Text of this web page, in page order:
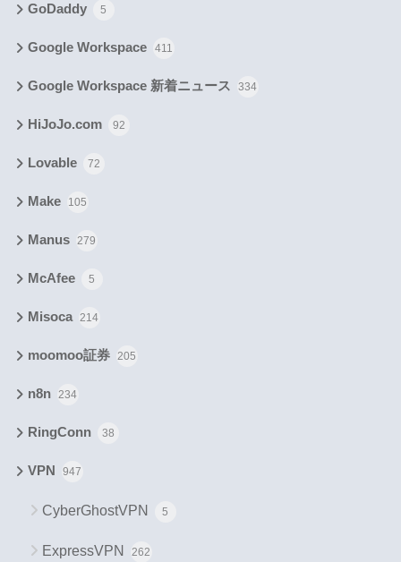
GoDaddy 5
Google Workspace 411
Google Workspace 新着ニュース 334
HiJoJo.com 92
Lovable 72
Make 105
Manus 279
McAfee 5
Misoca 214
moomoo証券 205
n8n 234
RingConn 38
VPN 947
CyberGhostVPN 5
ExpressVPN 262